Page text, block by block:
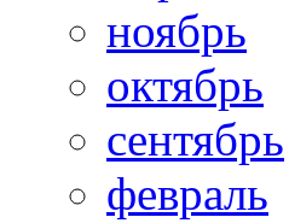
ноябрь
октябрь
сентябрь
февраль